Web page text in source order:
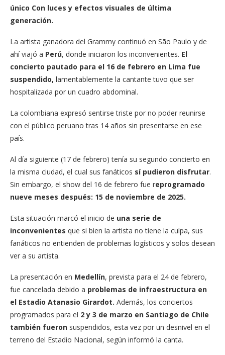
único Con luces y efectos visuales de última
generación.
La artista ganadora del Grammy continuó en São Paulo y de
ahí viajó a Perú, donde iniciaron los inconvenientes. El
concierto pautado para el 16 de febrero en Lima fue
suspendido, lamentablemente la cantante tuvo que ser
hospitalizada por un cuadro abdominal.
La colombiana expresó sentirse triste por no poder reunirse
con el público peruano tras 14 años sin presentarse en ese
país.
Al día siguiente (17 de febrero) tenía su segundo concierto en
la misma ciudad, el cual sus fanáticos sí pudieron disfrutar.
Sin embargo, el show del 16 de febrero fue reprogramado
nueve meses después: 15 de noviembre de 2025.
Esta situación marcó el inicio de una serie de
inconvenientes que si bien la artista no tiene la culpa, sus
fanáticos no entienden de problemas logísticos y solos desean
ver a su artista.
La presentación en Medellín, prevista para el 24 de febrero,
fue cancelada debido a problemas de infraestructura en
el Estadio Atanasio Girardot. Además, los conciertos
programados para el 2 y 3 de marzo en Santiago de Chile
también fueron suspendidos, esta vez por un desnivel en el
terreno del Estadio Nacional, según informó la canta.